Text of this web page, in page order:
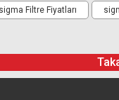
Circular Polarize Filtre
sigma Filtre Fiyatları